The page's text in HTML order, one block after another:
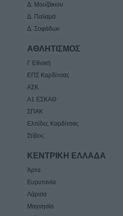
Δ. Μουζάκιου
Δ. Παλαμά
Δ. Σοφάδων
ΑΘΛΗΤΙΣΜΟΣ
Γ Εθνική
ΕΠΣ Καρδίτσας
ΑΣΚ
Α1 ΕΣΚΑΘ
ΣΠΑΚ
Ελπίδες Καρδίτσας
Στίβος
ΚΕΝΤΡΙΚΗ ΕΛΛΑΔΑ
Άρτα
Ευρυτανία
Λάρισα
Μαγνησία